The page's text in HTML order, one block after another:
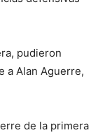
pudieron
a Alan Aguerre,
de la primera